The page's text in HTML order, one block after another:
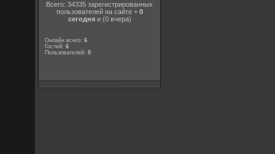
Всего: 34335 зарегистрированных
пользователей на сайте + 0
сегодняи (0 вчера)
Онлайн всего:6
Гостей:6
Пользователей:0